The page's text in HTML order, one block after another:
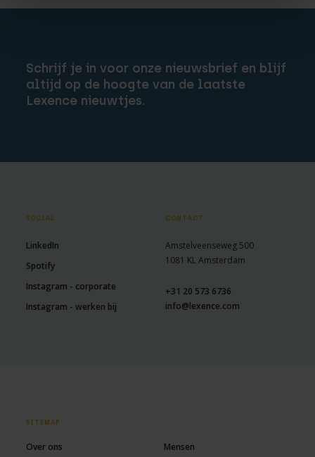
Schrijf je in voor onze nieuwsbrief en blijf
altijd op de hoogte van de laatste
Lexence nieuwtjes.
SOCIAL
LinkedIn
Spotify
Instagram - corporate
Instagram - werken bij
CONTACT
Amstelveenseweg 500
1081 KL Amsterdam
+31 20 573 6736
info@lexence.com
SITEMAP
Over ons
Mensen